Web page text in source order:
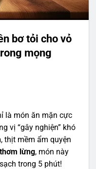
bơ tỏi cho vỏ
mọng
là món ăn mặn cực
vị “gây nghiện” khó
, thịt mềm ẩm quyện
lừng, món này
trong 5 phút!